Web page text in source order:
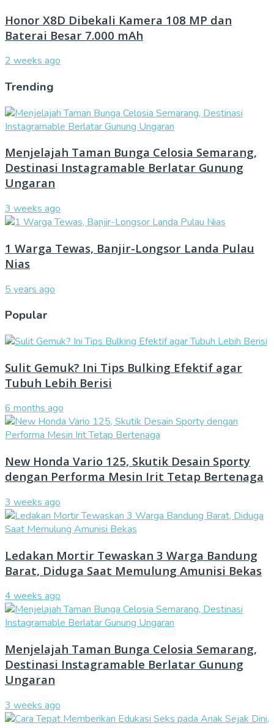
Honor X8D Dibekali Kamera 108 MP dan
Baterai Besar 7.000 mAh
2 weeks ago
Trending
Menjelajah Taman Bunga Celosia Semarang,
Destinasi Instagramable Berlatar Gunung
Ungaran
3 weeks ago
1 Warga Tewas, Banjir-Longsor Landa Pulau
Nias
5 years ago
Popular
Sulit Gemuk? Ini Tips Bulking Efektif agar
Tubuh Lebih Berisi
6 months ago
New Honda Vario 125, Skutik Desain Sporty
dengan Performa Mesin Irit Tetap Bertenaga
3 weeks ago
Ledakan Mortir Tewaskan 3 Warga Bandung
Barat, Diduga Saat Memulung Amunisi Bekas
4 weeks ago
Menjelajah Taman Bunga Celosia Semarang,
Destinasi Instagramable Berlatar Gunung
Ungaran
3 weeks ago